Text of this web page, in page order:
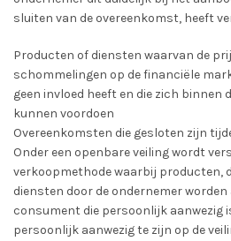
sluiten van de overeenkomst, heeft
Producten of diensten waarvan de
schommelingen op de financiële
geen invloed heeft en die zich binnen
kunnen voordoen
Overeenkomsten die gesloten zijn
Onder een openbare veiling wordt
verkoopmethode waarbij producten,
diensten door de ondernemer
consument die persoonlijk aanwezig
persoonlijk aanwezig te zijn op de